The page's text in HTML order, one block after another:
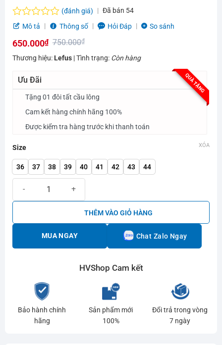
Được
hạng
0.0
5
(đánh giá) Đã bán 54
Mô tả
Thông số Hỏi Đáp So sánh
750.000₫
Giá
là:
750.000₫.
650.000₫
Giá
tại
650.000₫.
Thương hiệu: Lefus| Tình trạng: Còn hàng
QUÀ TẶNG
Ưu Đãi
Tặng 01 đôi tất cầu lông
Cam kết hàng chính hãng 100%
Được kiểm tra hàng trước khi thanh toán
Size
36 37 38 39 40 41 42 43 44
XÓA
THÊM VÀO GIỎ HÀNG
MUA NGAY Chat Zalo Ngay
HVShop Cam kết
Bảo hành chính
hãng
Sản phẩm mới
100%
Đổi trả trong vòng
7 ngày